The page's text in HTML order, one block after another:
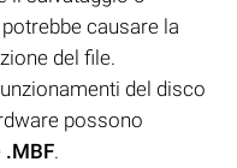
potrebbe causare la
del file.
del disco
possono
.MBF.